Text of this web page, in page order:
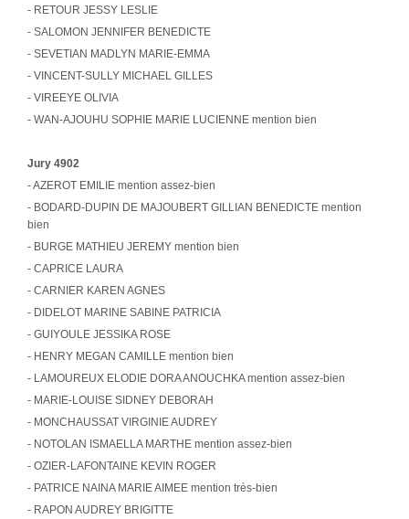
- RETOUR JESSY LESLIE
- SALOMON JENNIFER BENEDICTE
- SEVETIAN MADLYN MARIE-EMMA
- VINCENT-SULLY MICHAEL GILLES
- VIREEYE OLIVIA
- WAN-AJOUHU SOPHIE MARIE LUCIENNE mention bien
Jury 4902
- AZEROT EMILIE mention assez-bien
- BODARD-DUPIN DE MAJOUBERT GILLIAN BENEDICTE mention
bien
- BURGE MATHIEU JEREMY mention bien
- CAPRICE LAURA
- CARNIER KAREN AGNES
- DIDELOT MARINE SABINE PATRICIA
- GUIYOULE JESSIKA ROSE
- HENRY MEGAN CAMILLE mention bien
- LAMOUREUX ELODIE DORA ANOUCHKA mention assez-bien
- MARIE-LOUISE SIDNEY DEBORAH
- MONCHAUSSAT VIRGINIE AUDREY
- NOTOLAN ISMAELLA MARTHE mention assez-bien
- OZIER-LAFONTAINE KEVIN ROGER
- PATRICE NAINA MARIE AIMEE mention très-bien
- RAPON AUDREY BRIGITTE